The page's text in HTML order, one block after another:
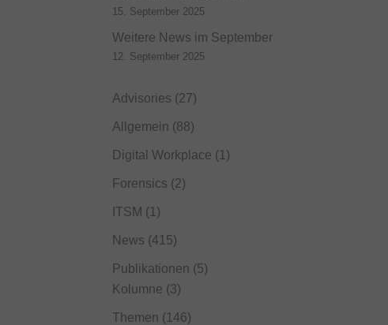
15. September 2025
Weitere News im September
12. September 2025
Advisories (27)
Allgemein (88)
Digital Workplace (1)
Forensics (2)
ITSM (1)
News (415)
Publikationen (5)
Kolumne (3)
Themen (146)